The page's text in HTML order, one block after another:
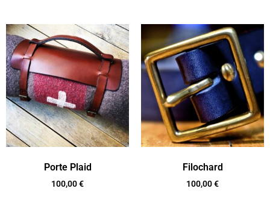
Porte Plaid
100,00€
Filochard
100,00€